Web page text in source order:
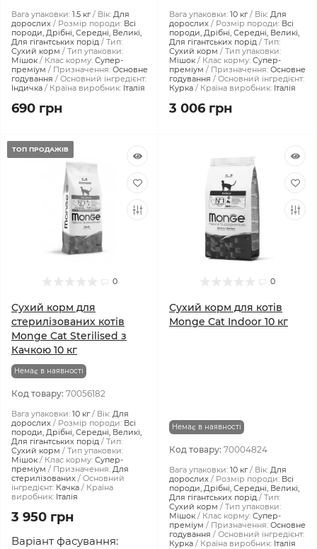
Вага упаковки: 1.5 кг Вік: Для
дорослих
Розмір породи: Всі
породи, Дрібні, Середні, Великі,
Для гігантських порід
Тип:
Сухий корм
Тип упаковки:
Мішок
Клас корму: Супер-
преміум
Призначення: Основне
годування
Основний інгредієнт:
Індичка
Країна виробник: Італія
690 грн
Вага упаковки: 10 кг Вік: Для
дорослих
Розмір породи: Всі
породи, Дрібні, Середні, Великі,
Для гігантських порід
Тип:
Сухий корм
Тип упаковки:
Мішок
Клас корму: Супер-
преміум
Призначення: Основне
годування
Основний інгредієнт:
Курка
Країна виробник: Італія
3 006 грн
ТОП ПРОДАЖІВ
0
Сухий корм для
стерилізованих котів
Monge Cat Sterilised з
Качкою 10 кг
Немає в наявності
Код товару: 70056182
Вага упаковки: 10 кг Вік: Для
дорослих
Розмір породи: Всі
породи, Дрібні, Середні, Великі,
Для гігантських порід
Тип:
Сухий корм
Тип упаковки:
Мішок
Клас корму: Супер-
преміум
Призначення: Для
стерилізованих
Основний
інгредієнт: Качка
Країна
виробник: Італія
3 950 грн
Варіант фасування:
0
Сухий корм для котів
Monge Cat Indoor 10 кг
Немає в наявності
Код товару: 70004824
Вага упаковки: 10 кг Вік: Для
дорослих
Розмір породи: Всі
породи, Дрібні, Середні, Великі,
Для гігантських порід
Тип:
Сухий корм
Тип упаковки:
Мішок
Клас корму: Супер-
преміум
Призначення: Основне
годування
Основний інгредієнт:
Курка
Країна виробник: Італія